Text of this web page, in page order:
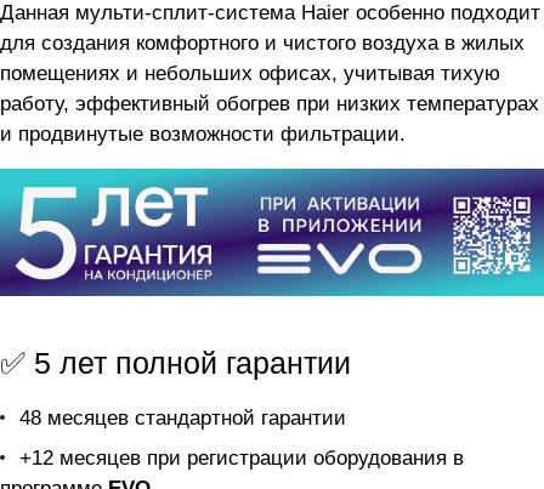
Данная мульти-сплит-система Haier особенно подходит
для создания комфортного и чистого воздуха в жилых
помещениях и небольших офисах, учитывая тихую
работу, эффективный обогрев при низких температурах
и продвинутые возможности фильтрации.
✅ 5 лет полной гарантии
48 месяцев стандартной гарантии
+12 месяцев при регистрации оборудования в